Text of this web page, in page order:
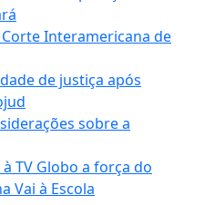
Interamericana de
de justiça após
sobre a
à TV Globo a força do
Vai à Escola